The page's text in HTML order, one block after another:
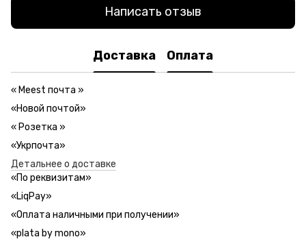
Написать отзыв
Доставка Оплата
« Meest почта »
«Новой почтой»
« Розетка »
«Укрпочта»
Детальнее о доставке
«По реквизитам»
«LiqPay»
«Оплата наличными при получении»
«plata by mono»